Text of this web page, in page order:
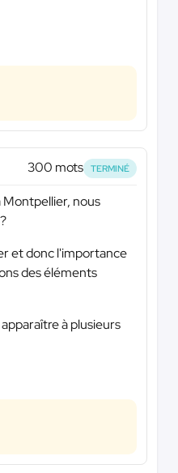
300 mots TERMINÉ
Montpellier, nous
et donc l'importance
des éléments
à plusieurs